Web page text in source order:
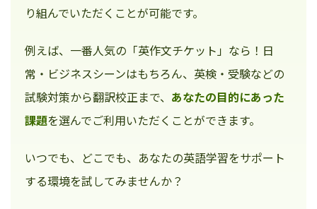
り組んでいただくことが可能です。
例えば、一番人気の「英作文チケット」なら！日
常・ビジネスシーンはもちろん、英検・受験などの
試験対策から翻訳校正まで、 あなたの目的にあった
課題を選んでご利用いただくことができます。
いつでも、どこでも、あなたの英語学習をサポート
する環境を試してみませんか？